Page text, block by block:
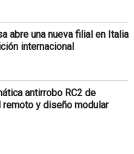
abre una nueva filial en Italia
internacional
antirrobo RC2 de
remoto y diseño modular